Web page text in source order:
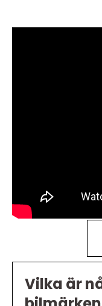
Vilka är